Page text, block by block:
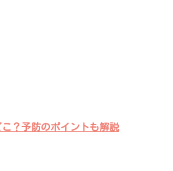
？予防のポイントも解説